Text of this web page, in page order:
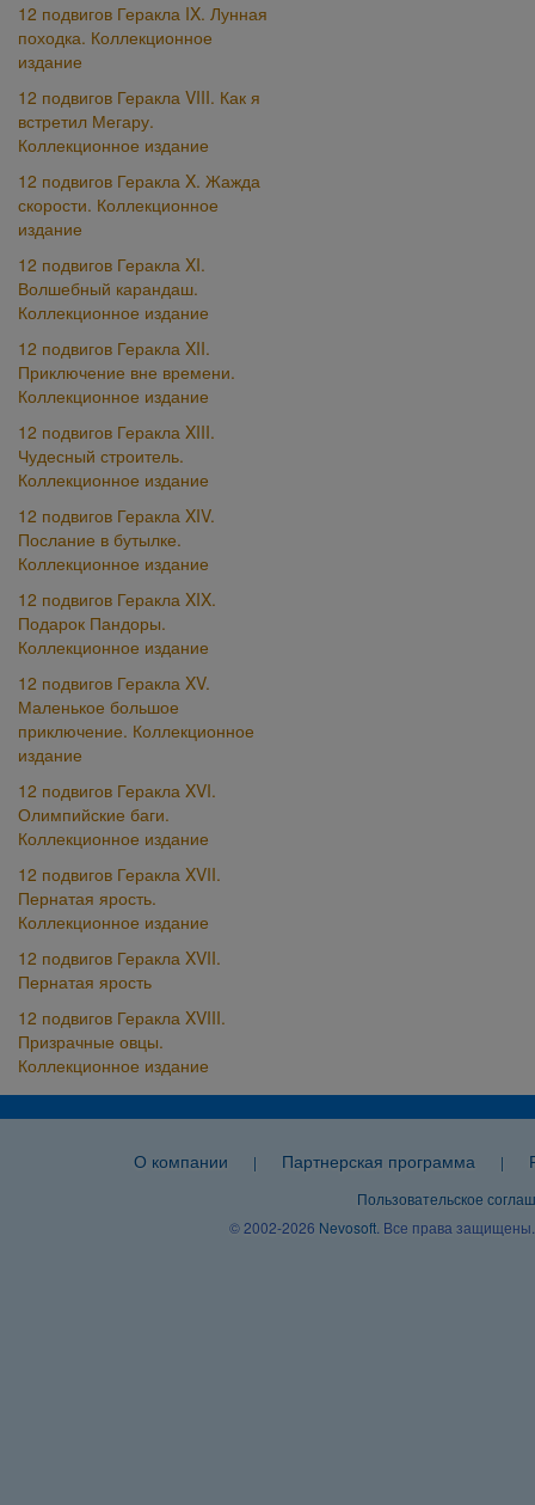
12 подвигов Геракла IX. Лунная
походка. Коллекционное
издание
12 подвигов Геракла VIII. Как я
встретил Мегару.
Коллекционное издание
12 подвигов Геракла X. Жажда
скорости. Коллекционное
издание
12 подвигов Геракла XI.
Волшебный карандаш.
Коллекционное издание
12 подвигов Геракла XII.
Приключение вне времени.
Коллекционное издание
12 подвигов Геракла XIII.
Чудесный строитель.
Коллекционное издание
12 подвигов Геракла XIV.
Послание в бутылке.
Коллекционное издание
12 подвигов Геракла XIX.
Подарок Пандоры.
Коллекционное издание
12 подвигов Геракла XV.
Маленькое большое
приключение. Коллекционное
издание
12 подвигов Геракла XVI.
Олимпийские баги.
Коллекционное издание
12 подвигов Геракла XVII.
Пернатая ярость.
Коллекционное издание
12 подвигов Геракла XVII.
Пернатая ярость
12 подвигов Геракла XVIII.
Призрачные овцы.
Коллекционное издание
О компании | Партнерская программа |
Пользовательское
© 2002-2026 Nevosoft . Все права защищены